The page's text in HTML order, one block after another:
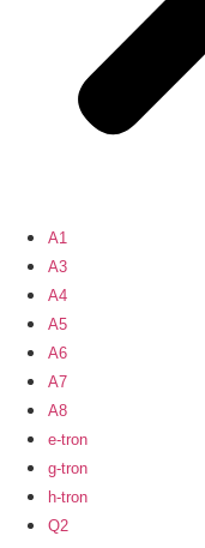
A1
A3
A4
A5
A6
A7
A8
e-tron
g-tron
h-tron
Q2